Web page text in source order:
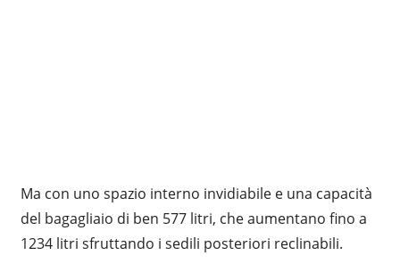
Ma con uno spazio interno invidiabile e una capacità
del bagagliaio di ben 577 litri, che aumentano fino a
1234 litri sfruttando i sedili posteriori reclinabili.